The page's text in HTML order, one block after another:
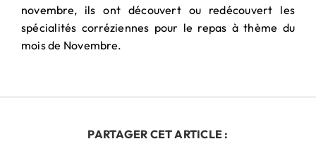
PARTENARIAT
& MÉCÉNAT
novembre, ils ont découvert ou redécouvert les
spécialités corréziennes pour le repas à thème du
mois de Novembre.
PARTAGER CET ARTICLE :